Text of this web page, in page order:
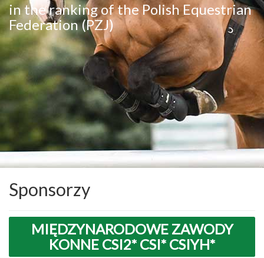
in the ranking of the Polish Equestrian
Federation (PZJ)
Sponsorzy
MIĘDZYNARODOWE ZAWODY
KONNE CSI2* CSI* CSIYH*